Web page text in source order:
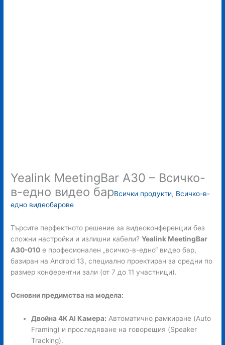
Yealink MeetingBar A30 – Всичко-
в-едно видео барВсички продукти, Всичко-в-
едно видеобарове
Търсите перфектното решение за видеоконференции без
сложни настройки и излишни кабели?Yealink MeetingBar
A30-010 е професионален „всичко-в-едно“ видео бар,
базиран на Android 13, специално проектиран за средни по
размер конферентни зали (от 7 до 11 участници).
Основни предимства на модела:
Двойна 4K AI Камера: Автоматично рамкиране (Auto
Framing) и проследяване на говорещия (Speaker
Tracking).